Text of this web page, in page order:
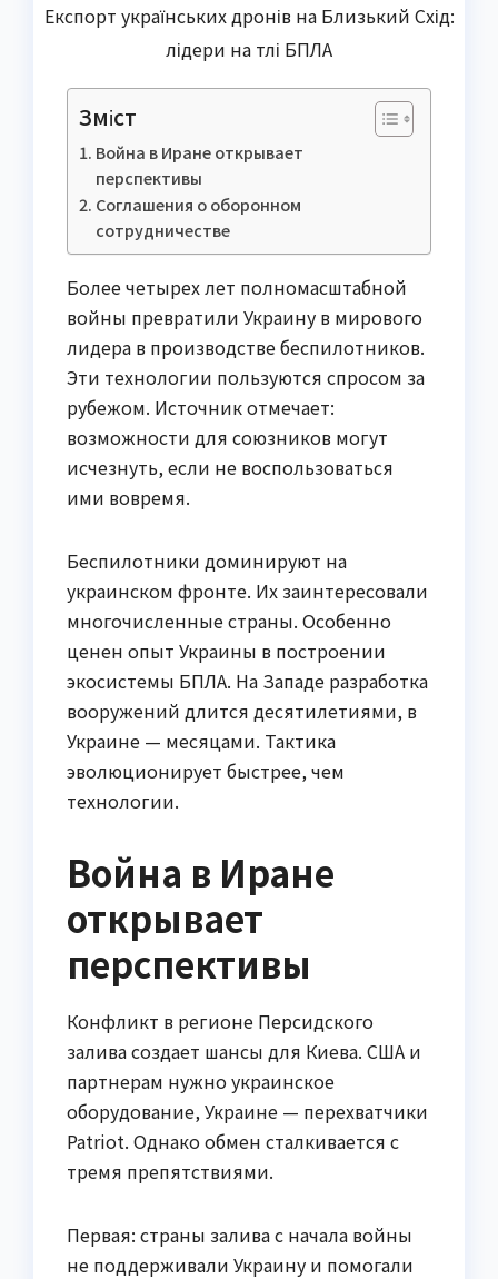
Експорт українських дронів на Близький Схід:
лідери на тлі БПЛА
Зміст
Война в Иране открывает
перспективы
Соглашения о оборонном
сотрудничестве
Более четырех лет полномасштабной
войны превратили Украину в мирового
лидера в производстве беспилотников.
Эти технологии пользуются спросом за
рубежом. Источник отмечает:
возможности для союзников могут
исчезнуть, если не воспользоваться
ими вовремя.
Беспилотники доминируют на
украинском фронте. Их заинтересовали
многочисленные страны. Особенно
ценен опыт Украины в построении
экосистемы БПЛА. На Западе разработка
вооружений длится десятилетиями, в
Украине — месяцами. Тактика
эволюционирует быстрее, чем
технологии.
Война в Иране
открывает
перспективы
Конфликт в регионе Персидского
залива создает шансы для Киева. США и
партнерам нужно украинское
оборудование, Украине — перехватчики
Patriot. Однако обмен сталкивается с
тремя препятствиями.
Первая: страны залива с начала войны
не поддерживали Украину и помогали